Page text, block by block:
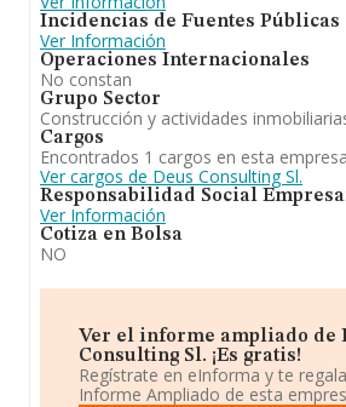
Incidencias de Fuentes Públicas
Ver Información
Operaciones Internacionales
No constan
Grupo Sector
Construcción y actividades
Cargos
Encontrados 1 cargos en esta empresa
Ver cargos de Deus Consulting Sl.
Responsabilidad Social
Ver Información
Cotiza en Bolsa
NO
Ver el informe ampliado de
Consulting Sl. ¡Es gratis!
Regístrate en eInforma y te
Informe Ampliado de esta